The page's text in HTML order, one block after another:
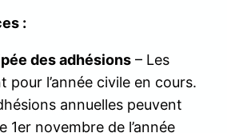
:
des adhésions – Les
pour l’année civile en cours.
annuelles peuvent
1er novembre de l’année